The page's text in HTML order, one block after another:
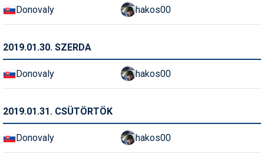
Donovaly hakos00
2019.01.30. SZERDA
Donovaly hakos00
2019.01.31. CSÜTÖRTÖK
Donovaly hakos00